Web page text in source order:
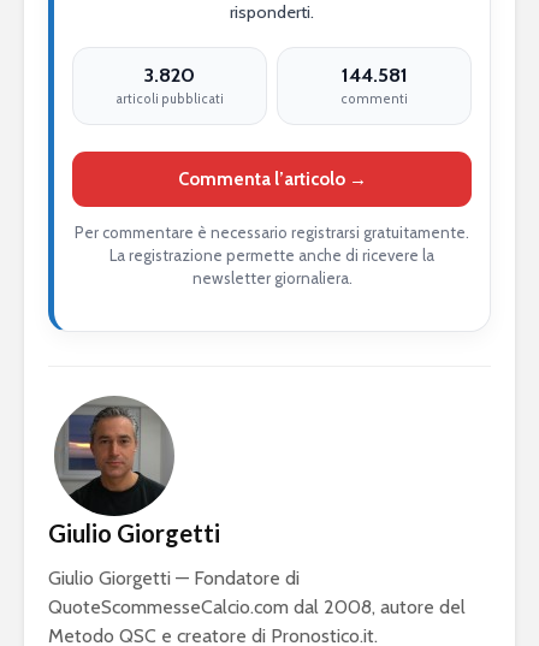
risponderti.
3.820
articoli pubblicati
144.581
commenti
Commenta l’articolo →
Per commentare è necessario registrarsi gratuitamente.
La registrazione permette anche di ricevere la
newsletter giornaliera.
Giulio Giorgetti
Giulio Giorgetti — Fondatore di
QuoteScommesseCalcio.com dal 2008, autore del
Metodo QSC e creatore di Pronostico.it.